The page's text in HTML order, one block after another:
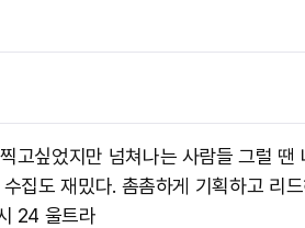
고싶었지만 넘쳐나는 사람들 그럴 땐
집도 재밌다. 촘촘하게 기획하고 리
24 울트라